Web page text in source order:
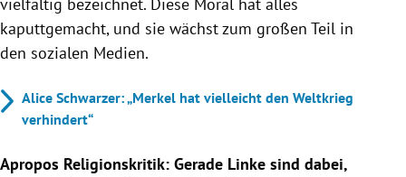
kaputtgemacht, und sie wächst zum großen Teil in
den sozialen Medien.
Alice Schwarzer: „Merkel hat vielleicht den Weltkrieg
verhindert“
Apropos Religionskritik: Gerade Linke sind dabei,